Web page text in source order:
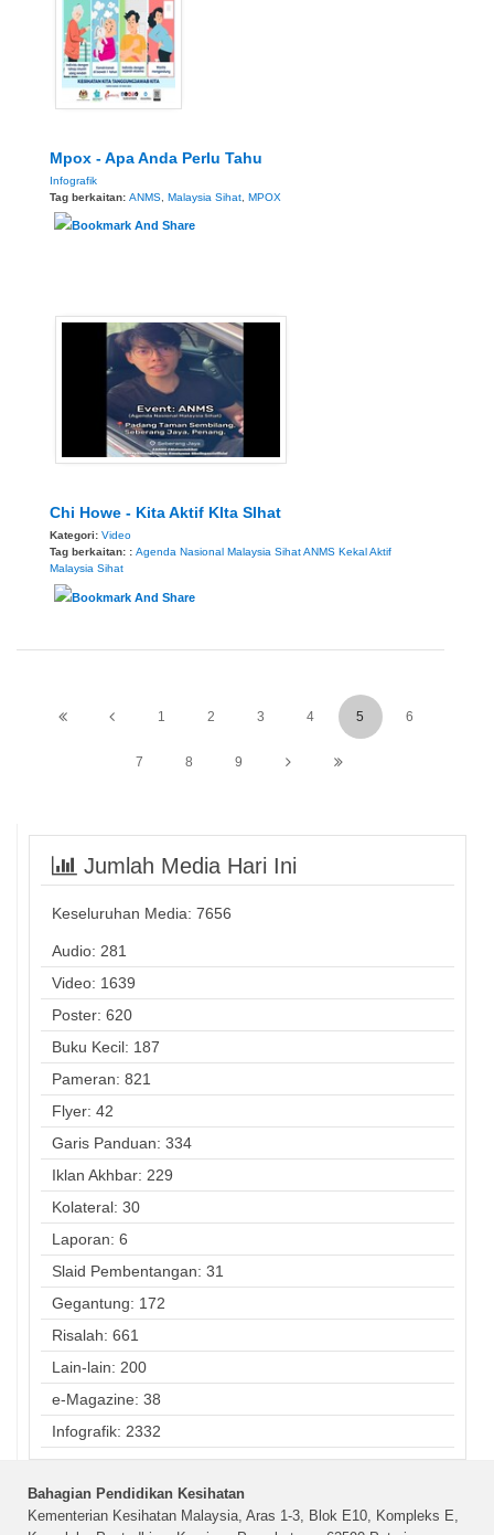
Mpox - Apa Anda Perlu Tahu
Infografik
Tag berkaitan: ANMS Malaysia Sihat MPOX
Chi Howe - Kita Aktif KIta SIhat
Kategori: Video
Tag berkaitan: : Agenda Nasional Malaysia SihatANMS Kekal Aktif
Malaysia Sihat
1 2 3 4 5 6
7 8 9
Jumlah Media Hari Ini
Keseluruhan Media: 7656
Audio: 281
Video: 1639
Poster: 620
Buku Kecil: 187
Pameran: 821
Flyer: 42
Garis Panduan: 334
Iklan Akhbar: 229
Kolateral: 30
Laporan: 6
Slaid Pembentangan: 31
Gegantung: 172
Risalah: 661
Lain-lain: 200
e-Magazine: 38
Infografik: 2332
Bahagian Pendidikan Kesihatan
Kementerian Kesihatan Malaysia, Aras 1-3, Blok E10, Kompleks E,